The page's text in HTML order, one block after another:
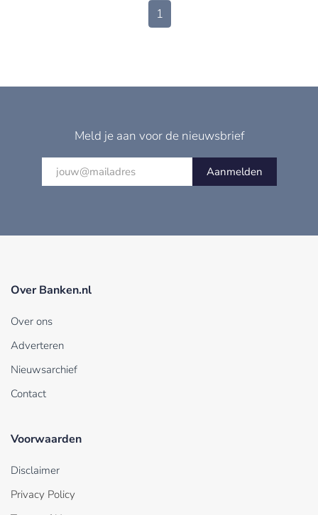
1
Meld je aan voor de nieuwsbrief
Aanmelden
Over Banken.nl
Over ons
Adverteren
Nieuwsarchief
Contact
Voorwaarden
Disclaimer
Privacy Policy